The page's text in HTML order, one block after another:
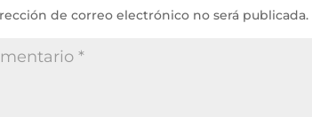
de correo electrónico no será publicada.